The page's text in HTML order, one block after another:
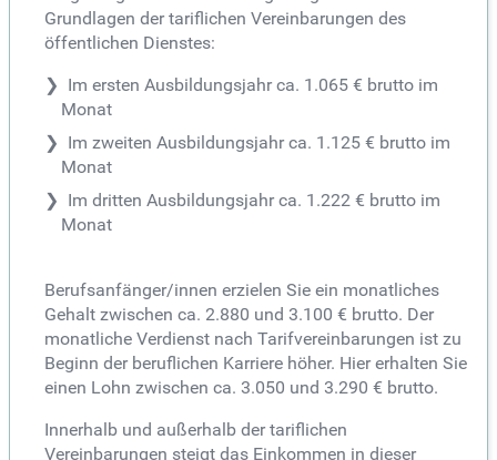
Grundlagen der tariflichen Vereinbarungen des
öffentlichen Dienstes:
Im ersten Ausbildungsjahr ca. 1.065 € brutto im
Monat
Im zweiten Ausbildungsjahr ca. 1.125 € brutto im
Monat
Im dritten Ausbildungsjahr ca. 1.222 € brutto im
Monat
Berufsanfänger/innen erzielen Sie ein monatliches
Gehalt zwischen ca. 2.880 und 3.100 € brutto. Der
monatliche Verdienst nach Tarifvereinbarungen ist zu
Beginn der beruflichen Karriere höher. Hier erhalten Sie
einen Lohn zwischen ca. 3.050 und 3.290 € brutto.
Innerhalb und außerhalb der tariflichen
Vereinbarungen steigt das Einkommen in dieser